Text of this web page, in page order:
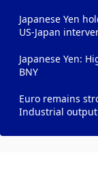
Japanese Yen
US-Japan
Japanese Yen:
BNY
Euro remains
Industrial output